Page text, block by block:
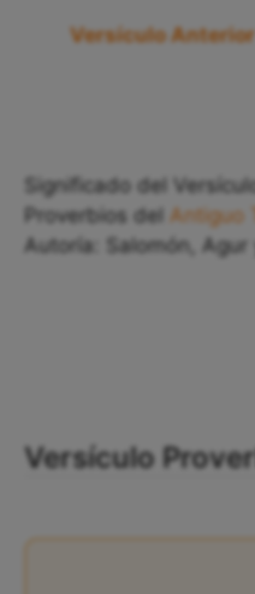
Versículo Anterior
Significado del
Proverbios del Antiguo
Autoría: Salomón, Agur
Versículo